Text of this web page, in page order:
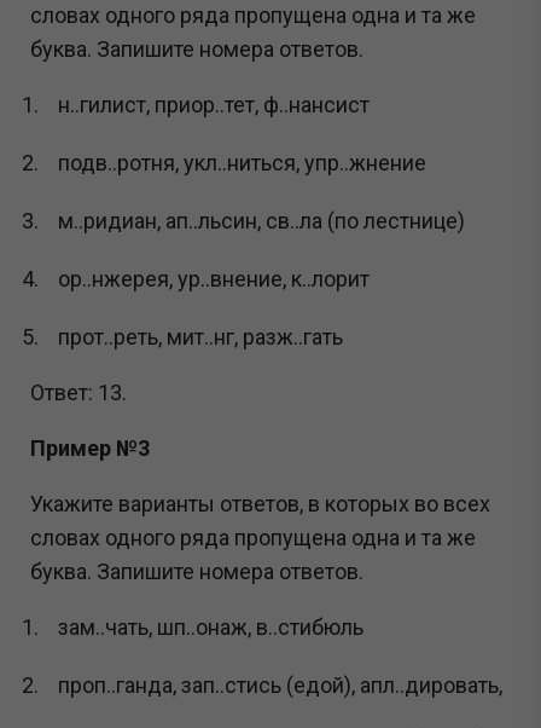
словах одного ряда пропущена одна и та же
буква. Запишите номера ответов.
н..гилист, приор..тет, ф..нансист
подв..ротня, укл..ниться, упр..жнение
м..ридиан, ап..льсин, св..ла (по лестнице)
ор..нжерея, ур..внение, к..лорит
прот..реть, мит..нг, разж..гать
Ответ: 13.
Пример №3
Укажите варианты ответов, в которых во всех
словах одного ряда пропущена одна и та же
буква. Запишите номера ответов.
зам..чать, шп..онаж, в..стибюль
проп..ганда, зап..стись (едой), апл..дировать,